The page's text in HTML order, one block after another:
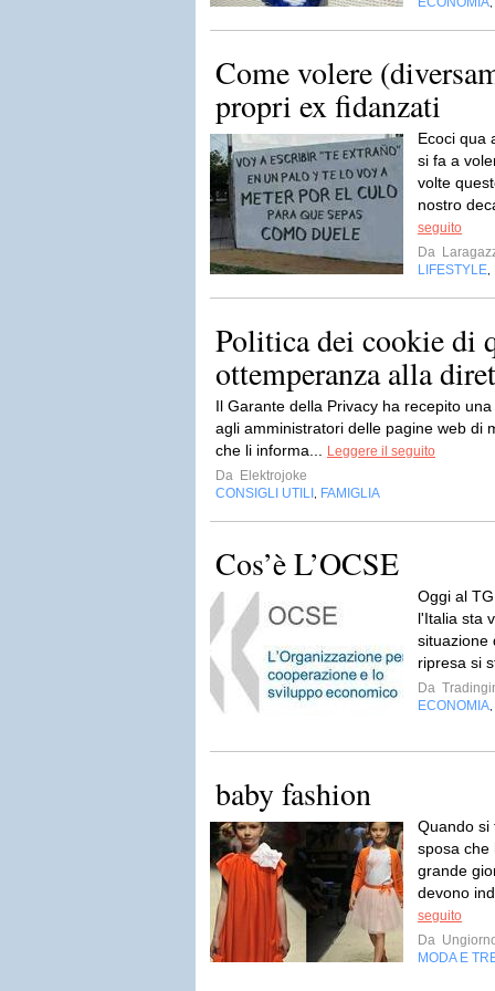
Come volere
propri ex fidanzati
Ecoci qua
si fa a
volte
nostro
seguito
Da
LIFESTYLE
Politica dei cookie di
ottemperanza alla
Il Garante della Privacy ha recepito
agli amministratori delle pagine web di
che li informa...
Leggere il seguito
Da Elektrojoke
CONSIGLI UTILI
FAMIGLIA
Cos’è L’OCSE
Oggi al
l'Italia sta
situazione
ripresa si
Da
ECONOMIA
baby fashion
Quando si
sposa che
grande
devono
seguito
Da
MODA E